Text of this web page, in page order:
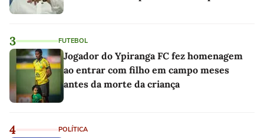
3 FUTEBOL
Jogador do Ypiranga FC fez homenagem
ao entrar com filho em campo meses
antes da morte da criança
4 POLÍTICA